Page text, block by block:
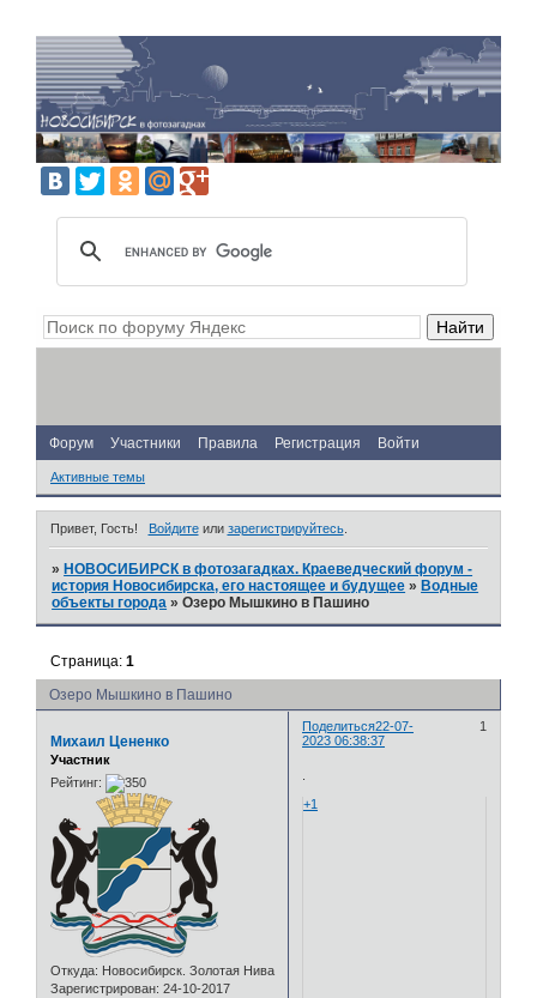
Форум Участники Правила Регистрация Войти
Активные темы
Привет, Гость! Войдитеили зарегистрируйтесь.
» НОВОСИБИРСК в фотозагадках. Краеведческий форум -
история Новосибирска, его настоящее и будущее » Водные
объекты города »Озеро Мышкино в Пашино
Озеро Мышкино в Пашино
Страница:1
Поделиться 1
22-07-
2023 06:38:37
Михаил Цененко
Участник
Рейтинг:
Откуда: Новосибирск. Золотая Нива
Зарегистрирован: 24-10-2017
+1